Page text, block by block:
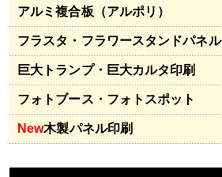
アルミ複合板（アルポリ）
フラスタ・フラワースタンドパネル
巨大トランプ・巨大カルタ印刷
フォトブース・フォトスポット
New木製パネル印刷